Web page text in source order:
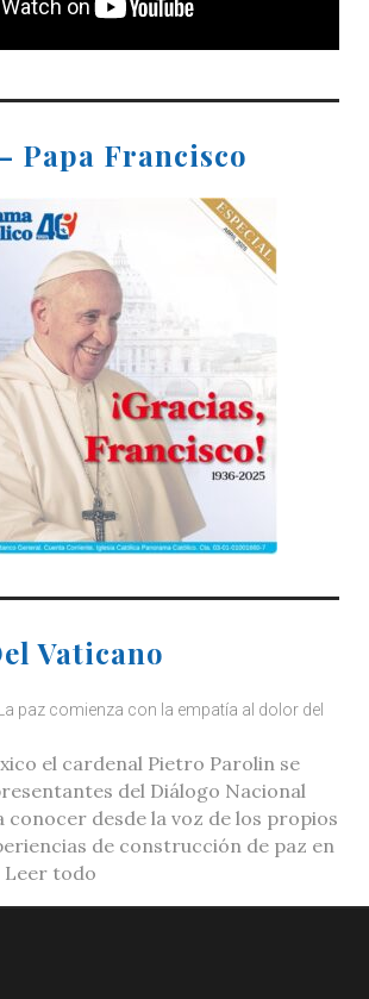
Papa Francisco
Vaticano
paz comienza con la empatía al dolor del
el cardenal Pietro Parolin se
del Diálogo Nacional
conocer desde la voz de los propios
de construcción de paz en
todo